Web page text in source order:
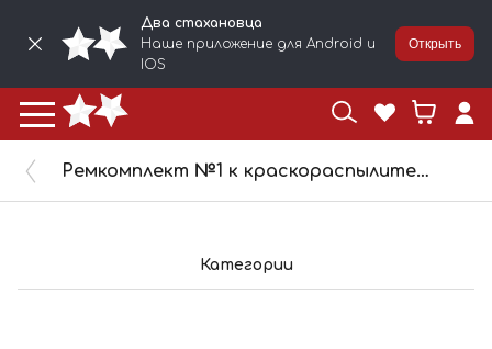
Два стахановца
Наше приложение для Android и
IOS
Открыть
Ремкомплект №1 к краскораспылителю ISISTEM IS-ST-31-1,3mm
Категории